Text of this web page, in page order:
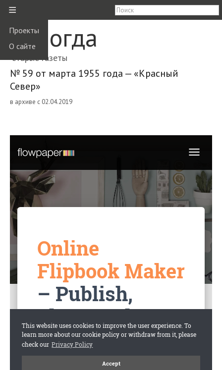
≡
Проекты
О сайте
Вологда
старые газеты
№ 59 от марта 1955 года — «Красный
Север»
в архиве с 02.04.2019